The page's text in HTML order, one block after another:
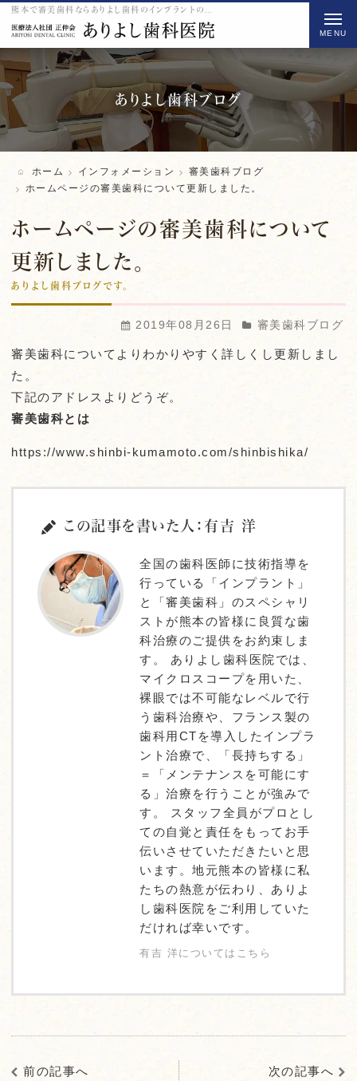
ありよし歯科ブログ
ホーム インフォメーション
審美歯科ブログ
ホームページの審美歯科について更新しました。
ホームページの審美歯科について
更新しました。
ありよし歯科ブログです。
2019年08月26日 審美歯科ブログ
審美歯科についてよりわかりやすく詳しくし更新しまし
た。
下記のアドレスよりどうぞ。
審美歯科とは
https://www.shinbi-kumamoto.com/shinbishika/
この記事を書いた人：有吉 洋
全国の歯科医師に技術指導を
行っている「インプラント」
と「審美歯科」のスペシャリ
ストが熊本の皆様に良質な歯
科治療のご提供をお約束しま
す。 ありよし歯科医院では、
マイクロスコープを用いた、
裸眼では不可能なレベルで行
う歯科治療や、フランス製の
歯科用CTを導入したインプラ
ント治療で、「長持ちする」
＝「メンテナンスを可能にす
る」治療を行うことが強みで
す。 スタッフ全員がプロとし
ての自覚と責任をもってお手
伝いさせていただきたいと思
います。地元熊本の皆様に私
たちの熱意が伝わり、ありよ
し歯科医院をご利用していた
だければ幸いです。
有吉 洋についてはこちら
前の記事へ
次の記事へ
t
o
g
l